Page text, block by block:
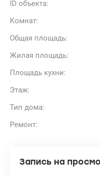
ID объекта:
Комнат:
Общая площадь:
Жилая площадь:
Площадь кухни:
Этаж:
Тип дома:
Ремонт:
Запись на